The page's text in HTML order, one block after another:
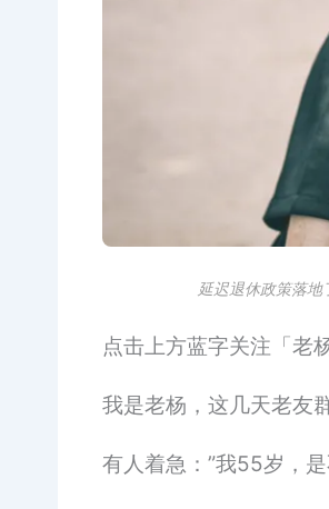
延迟退休政策落
点击上方蓝字关注「老
我是老杨，这几天老友
有人着急：”我55岁，